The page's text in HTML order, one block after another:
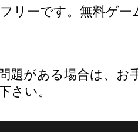
リーです。無料ゲー
題がある場合は、お
さい。